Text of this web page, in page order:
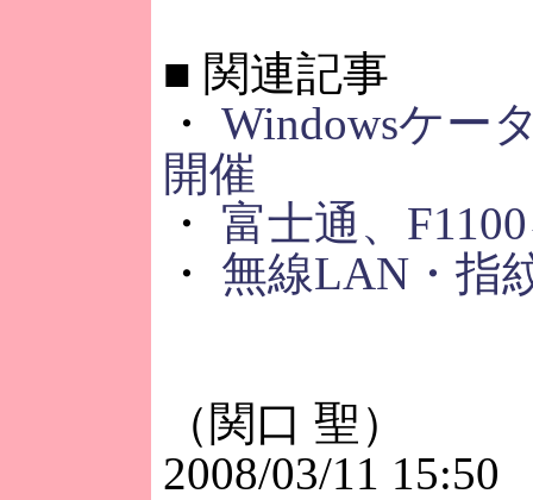
■ 関連記事
・ Windowsケー
開催
・ 富士通、
・ 無線LAN・指
（関口 聖）
2008/03/11 15:50